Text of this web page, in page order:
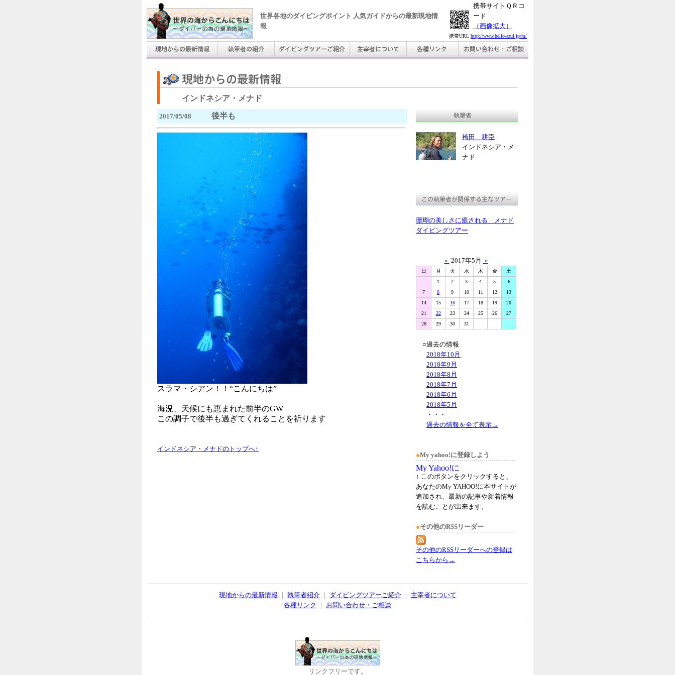
世界各地のダイビングポイント 人気ガイドからの最新現地情
報
携帯サイトＱＲコ
ード
（画像拡大）
携帯URL http://www.hello-azul.jp/m/
インドネシア・メナド
2017/05/08 後半も
スラマ・シアン！！“こんにちは”
海況、天候にも恵まれた前半のGW
この調子で後半も過ぎてくれることを祈ります
インドネシア・メナドのトップへ↑
袴田 耕臣
インドネシア・メ
ナド
珊瑚の美しさに癒される メナド
ダイビングツアー
« 2017年5月 »
日 月 火 水 木 金
土
1
2 3 4 5
6
7
8 9 10 11 12
13
14
15 16 17 18 19
20
21
22 23 24 25 26
27
28
29 30 31
○過去の情報
2018年10月
2018年9月
2018年8月
2018年7月
2018年6月
2018年5月
・・・
過去の情報を全て表示→
●My yahoo!に登録しよう
↑ このボタンをクリックすると、
あなたのMy YAHOO!に本サイトが
追加され、最新の記事や新着情報
を読むことが出来ます。
●その他のRSSリーダー
その他のRSSリーダーへの登録は
こちらから→
現地からの最新情報 執筆者紹介 ダイビングツアーご紹介
主宰者について
各種リンク
お問い合わせ・ご相談
リンクフリーです。